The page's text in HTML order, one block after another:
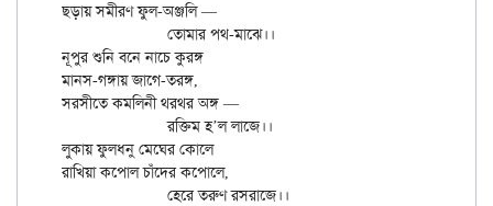
ছড়ায় সমীরণ ফুল-অঞ্জলি —
নূপুর শুনি বনে নাচে কুরঙ্গ
মানস-গঙ্গায় জাগে-তরঙ্গ,
সরসীতে কমলিনী থরথর অঙ্গ —
		রক্তিম হ’ল লাজে।।
লুকায় ফুলধনু মেঘের কোলে
রাখিয়া কপোল চাঁদের কপোলে,